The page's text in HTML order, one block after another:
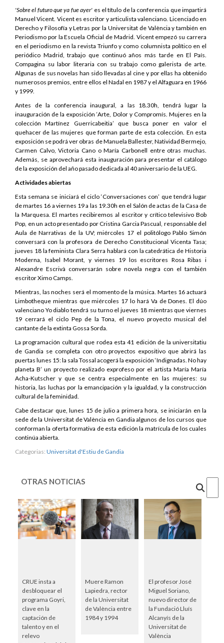
'Sobre el futuro que ya fue ayer' es el título de la conferencia que impartirá
Manuel Vicent. Vicent es escritor y articulista valenciano. Licenciado en
Derecho y Filosofía y Letras por la Universitat de València y también en
Periodismo por la Escuela Oficial de Madrid. Vicent empezó su carrera
en el periodismo en la revista Triunfo y como columnista político en el
periódico Madrid, trabajo que continuó años más tarde en El País.
Compagina su labor literaria con su trabajo como galerista de arte.
Algunas de sus novelas han sido llevadas al cine y por ellas ha obtenido
numerosos premios, entre ellos el Nadal en 1987 y el Alfaguara en 1966
y 1999.
Antes de la conferencia inaugural, a las 18.30h, tendrá lugar la
inauguración de la exposición ‘Arte, Dolor y Compromís. Mujeres en la
colección Martínez Guerricabeitia’ que busca poner en valor el
quehacer de las mujeres que forman parte de esta colección. En esta
exposición se podrá ver obras de Manuela Ballester, Natividad Bermejo,
Carmen Calvo, Victoria Cano o María Carbonell entre otras muchas.
Además, se aprovechará esta inauguración para presentar el catálogo
de la exposición del año pasado dedicada al 40 aniversario de la UEG.
Actividadesabiertas
Esta semana se iniciará el ciclo ‘Conversaciones con’ que tendrá lugar
de martes 16 a viernes 19 a las 19.30h en el Salón de actas de la Casa de
la Marquesa. El martes recibiremos al escritor y crítico televisivo Bob
Pop, en un acto presentado por Cristina Garcia Pascual, responsable del
Aula de Narrativas de la UV; miércoles 17 el politólogo Pablo Simón
conversará con la profesora de Derecho Constitucional Vicenta Tasa;
jueves 18 la feminista Clara Serra hablará con la catedrática de Historia
Moderna, Isabel Morant, y viernes 19 los escritores Rosa Ribas i
Alexandre Escrivà conversarán sobre novela negra con el también
escritor Ximo Camps.
Mientras, las noches será el momento de la música. Martes 16 actuará
Limbotheque mientras que miércoles 17 lo hará Va de Dones. El dúo
valenciano Yo diablo tendrá su turno el jueves 18 mientras que viernes
19 cerrará el ciclo Pep de la Tona, el nuevo proyecto musical del
cantante de la extinta Gossa Sorda.
La programación cultural que rodea esta 41 edición de la universitatiu
de Gandia se completa con otro proyectos expositivo que abrirá las
puertas lunes 15: la sala Tossal acogerá la exposición ‘Indignadas. No hay
planeta B’ un proyecto realizado exprofeso por el artista María María
Acha-Kutscher y que se centra especialmente en las mujeres: su
historia, las luchas por la emancipación y la igualdad, y la construcción
cultural de la feminidad.
Cabe destacar que, lunes 15 de julio a primera hora, se iniciarán en la
sede de la Universitat de València en Gandia algunos de los cursos que
conforman la oferta formativa de esta edición la matrícula de los cuales
continúa abierta.
Categorias: Universitat d'Estiu de Gandia
OTRAS NOTICIAS
CRUE insta a
desbloquear el
programa Goyri,
clave en la
captación de
talento y en el
relevo
Muere Ramon
Lapiedra, rector
de la Universitat
de València entre
1984 y 1994
El profesor José
Miguel Soriano,
nuevo director de
la Fundació Lluís
Alcanyís de la
Universitat de
València